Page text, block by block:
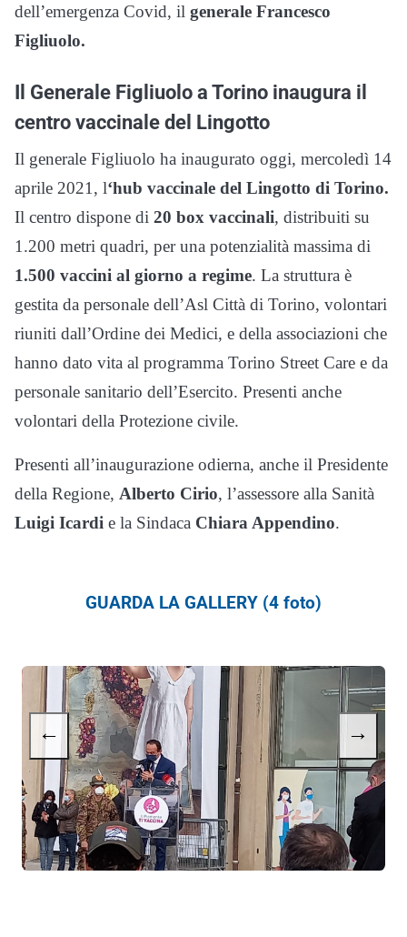
dell’emergenza Covid, il generale Francesco
Figliuolo.
Il Generale Figliuolo a Torino inaugura il
centro vaccinale del Lingotto
Il generale Figliuolo ha inaugurato oggi, mercoledì 14
aprile 2021, l‘hub vaccinale del Lingotto di Torino.
Il centro dispone di 20 box vaccinali, distribuiti su
1.200 metri quadri, per una potenzialità massima di
1.500 vaccini al giorno a regime. La struttura è
gestita da personale dell’Asl Città di Torino, volontari
riuniti dall’Ordine dei Medici, e della associazioni che
hanno dato vita al programma Torino Street Care e da
personale sanitario dell’Esercito. Presenti anche
volontari della Protezione civile.
Presenti all’inaugurazione odierna, anche il Presidente
della Regione, Alberto Cirio, l’assessore alla Sanità
Luigi Icardi e la Sindaca Chiara Appendino.
GUARDA LA GALLERY (4 foto)
← →